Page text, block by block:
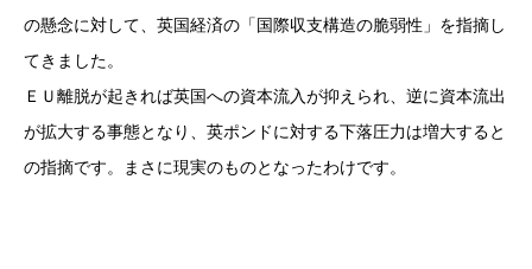
の懸念に対して、英国経済の「国際収支構造の脆弱性」を指摘し
てきました。
ＥＵ離脱が起きれば英国への資本流入が抑えられ、逆に資本流出
が拡大する事態となり、英ポンドに対する下落圧力は増大すると
の指摘です。まさに現実のものとなったわけです。